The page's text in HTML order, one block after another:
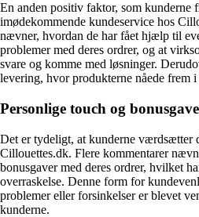
En anden positiv faktor, som kunderne
imødekommende kundeservice hos
nævner, hvordan de har fået hjælp til
problemer med deres ordrer, og at
svare og komme med løsninger.
levering, hvor produkterne nåede frem
Personlige touch og
Det er tydeligt, at kunderne værdsætter
Cillouettes.dk. Flere kommentarer
bonusgaver med deres ordrer, hvilket
overraskelse. Denne form for
problemer eller forsinkelser er blevet
kunderne.